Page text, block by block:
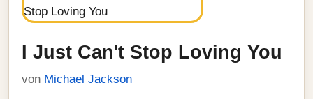
I Just Can't Stop Loving You
von Michael Jackson